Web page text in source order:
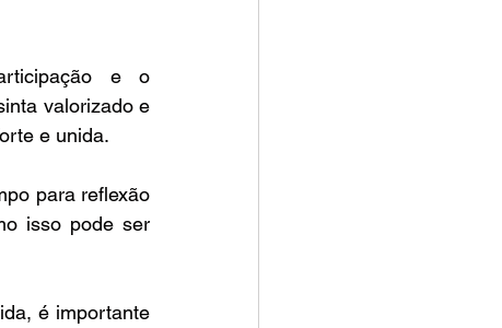
e o
valorizado e
e unida.
para reflexão
isso pode ser
é importante